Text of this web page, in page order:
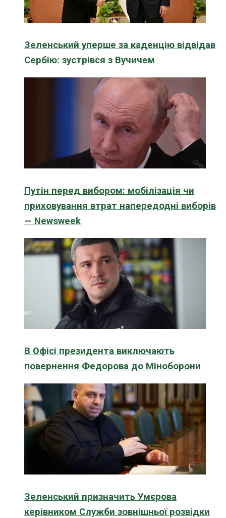
Зеленський уперше за каденцію відвідав
Сербію: зустрівся з Вучичем
Путін перед вибором: мобілізація чи
приховування втрат напередодні виборів
— Newsweek
В Офісі президента виключають
повернення Федорова до Міноборони
Зеленський призначить Умєрова
керівником Служби зовнішньої розвідки